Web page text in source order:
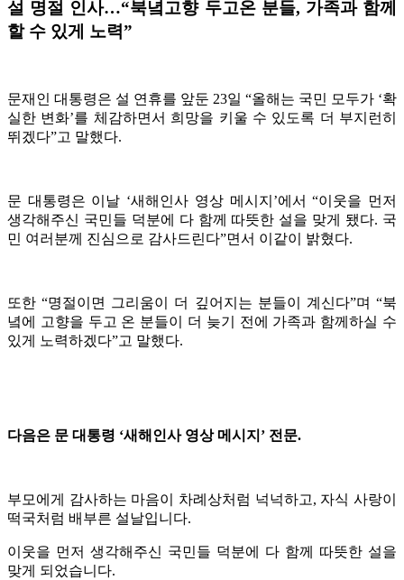
설 명절 인사…“북녘고향 두고온 분들, 가족과 함께
할 수 있게 노력”
문재인 대통령은 설 연휴를 앞둔 23일 “올해는 국민 모두가 ‘확
실한 변화’를 체감하면서 희망을 키울 수 있도록 더 부지런히
뛰겠다”고 말했다.
문 대통령은 이날 ‘새해인사 영상 메시지’에서 “이웃을 먼저
생각해주신 국민들 덕분에 다 함께 따뜻한 설을 맞게 됐다. 국
민 여러분께 진심으로 감사드린다”면서 이같이 밝혔다.
또한 “명절이면 그리움이 더 깊어지는 분들이 계신다”며 “북
녘에 고향을 두고 온 분들이 더 늦기 전에 가족과 함께하실 수
있게 노력하겠다”고 말했다.
다음은 문 대통령 ‘새해인사 영상 메시지’ 전문.
부모에게 감사하는 마음이 차례상처럼 넉넉하고, 자식 사랑이
떡국처럼 배부른 설날입니다.
이웃을 먼저 생각해주신 국민들 덕분에 다 함께 따뜻한 설을
맞게 되었습니다.